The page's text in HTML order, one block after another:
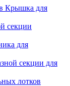
Крышка для
секции
для
секции для
лотков